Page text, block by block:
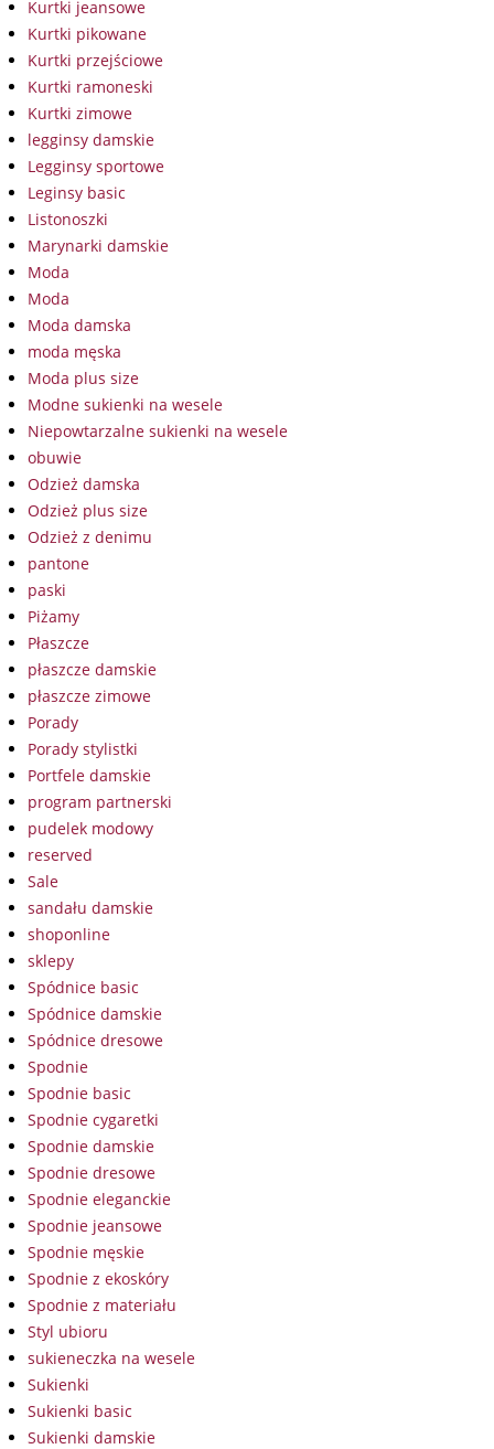
Kurtki jeansowe
Kurtki pikowane
Kurtki przejściowe
Kurtki ramoneski
Kurtki zimowe
legginsy damskie
Legginsy sportowe
Leginsy basic
Listonoszki
Marynarki damskie
Moda
Moda
Moda damska
moda męska
Moda plus size
Modne sukienki na wesele
Niepowtarzalne sukienki na wesele
obuwie
Odzież damska
Odzież plus size
Odzież z denimu
pantone
paski
Piżamy
Płaszcze
płaszcze damskie
płaszcze zimowe
Porady
Porady stylistki
Portfele damskie
program partnerski
pudelek modowy
reserved
Sale
sandału damskie
shoponline
sklepy
Spódnice basic
Spódnice damskie
Spódnice dresowe
Spodnie
Spodnie basic
Spodnie cygaretki
Spodnie damskie
Spodnie dresowe
Spodnie eleganckie
Spodnie jeansowe
Spodnie męskie
Spodnie z ekoskóry
Spodnie z materiału
Styl ubioru
sukieneczka na wesele
Sukienki
Sukienki basic
Sukienki damskie